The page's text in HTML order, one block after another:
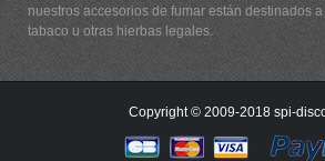
nuestros accesorios de fumar están destinados
tabaco u otras hierbas legales.
Copyright © 2009-2018 spi-